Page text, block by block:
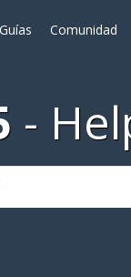
Guías Comunidad